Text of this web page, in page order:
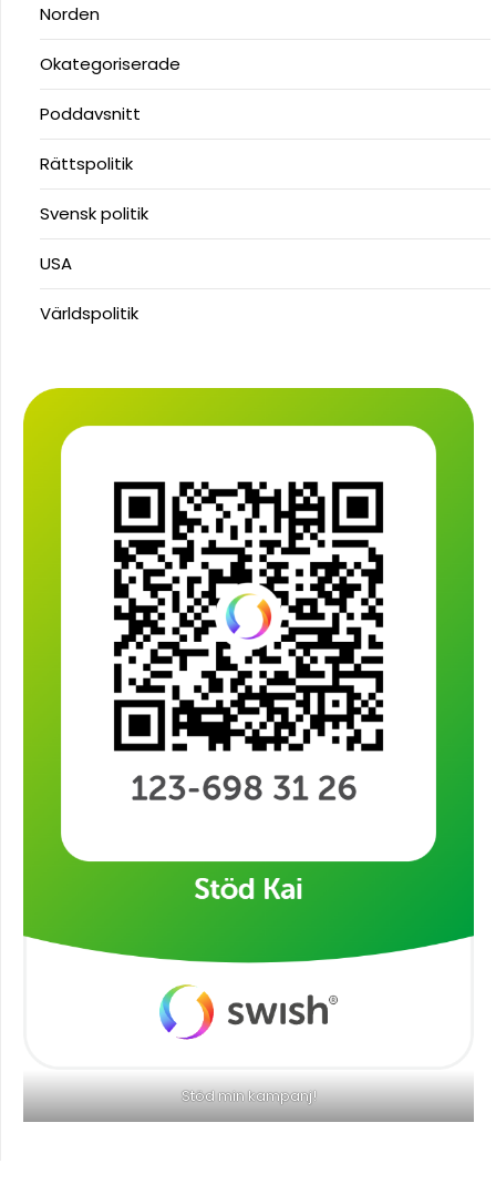
Norden
Okategoriserade
Poddavsnitt
Rättspolitik
Svensk politik
USA
Världspolitik
Stöd min kampanj!